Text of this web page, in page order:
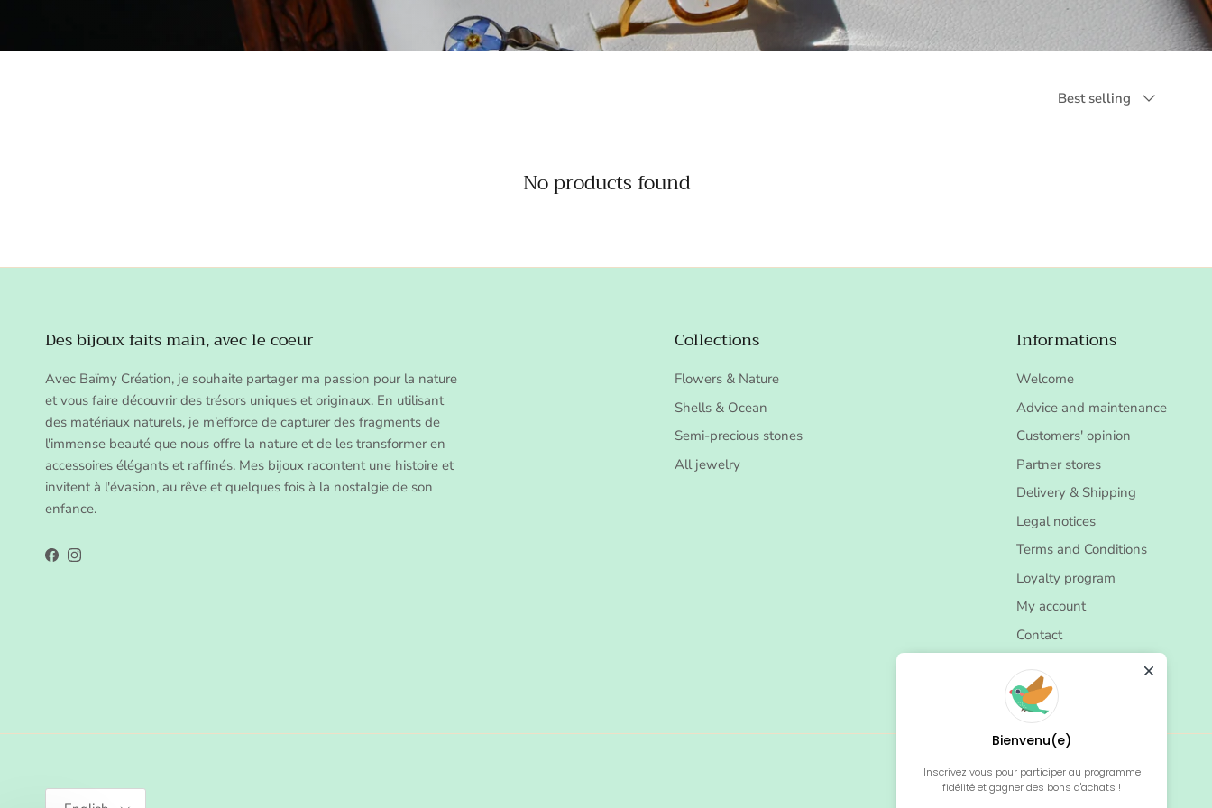
Sort by
Best selling
No products found
Des bijoux faits main, avec le coeur
Avec Baïmy Création, je souhaite partager ma passion pour la nature
et vous faire découvrir des trésors uniques et originaux. En utilisant
des matériaux naturels, je m’efforce de capturer des fragments de
l'immense beauté que nous offre la nature et de les transformer en
accessoires élégants et raffinés. Mes bijoux racontent une histoire et
invitent à l'évasion, au rêve et quelques fois à la nostalgie de son
enfance.
FacebookInstagram
Collections
Flowers & Nature
Shells & Ocean
Semi-precious stones
All jewelry
Informations
Welcome
Advice and maintenance
Customers' opinion
Partner stores
Delivery & Shipping
Legal notices
Terms and Conditions
Loyalty program
My account
Contact
Language
Bienvenu(e)
Inscrivez vous pour participer au programme
fidélité et gagner des bons d'achats !